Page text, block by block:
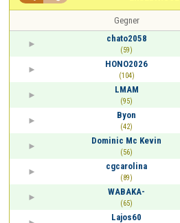
Gegner
chato2058
(59)
HONO2026
(104)
LMAM
(95)
Byon
(42)
Dominic Mc Kevin
(56)
cgcarolina
(89)
WABAKA-
(65)
Lajos60